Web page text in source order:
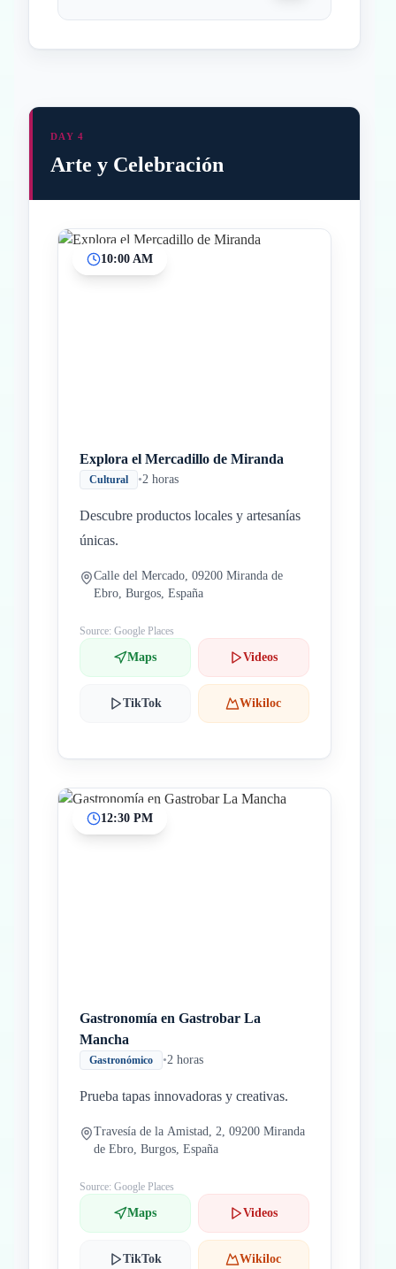
DAY 4
Arte y Celebración
10:00 AM
Explora el Mercadillo de Miranda
Cultural •2 horas
Descubre productos locales y artesanías
únicas.
Calle del Mercado, 09200 Miranda de
Ebro, Burgos, España
Source: Google Places
Maps Videos
TikTok Wikiloc
12:30 PM
Gastronomía en Gastrobar La
Mancha
Gastronómico •2 horas
Prueba tapas innovadoras y creativas.
Travesía de la Amistad, 2, 09200 Miranda
de Ebro, Burgos, España
Source: Google Places
Maps Videos
TikTok Wikiloc